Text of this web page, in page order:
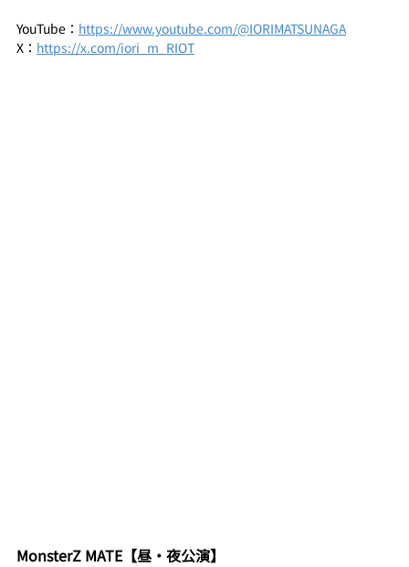
YouTube： https://www.youtube.com/@IORIMATSUNAGA
X： https://x.com/iori_m_RIOT
MonsterZ MATE【昼・夜公演】